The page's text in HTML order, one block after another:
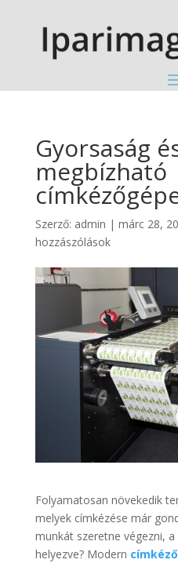
Gyorsaság
megbízható
Szerző: admin | márc 28,
hozzászólások
Folyamatosan növekedik
melyek címkézése már
munkát szeretne végezni,
helyezve? Modern